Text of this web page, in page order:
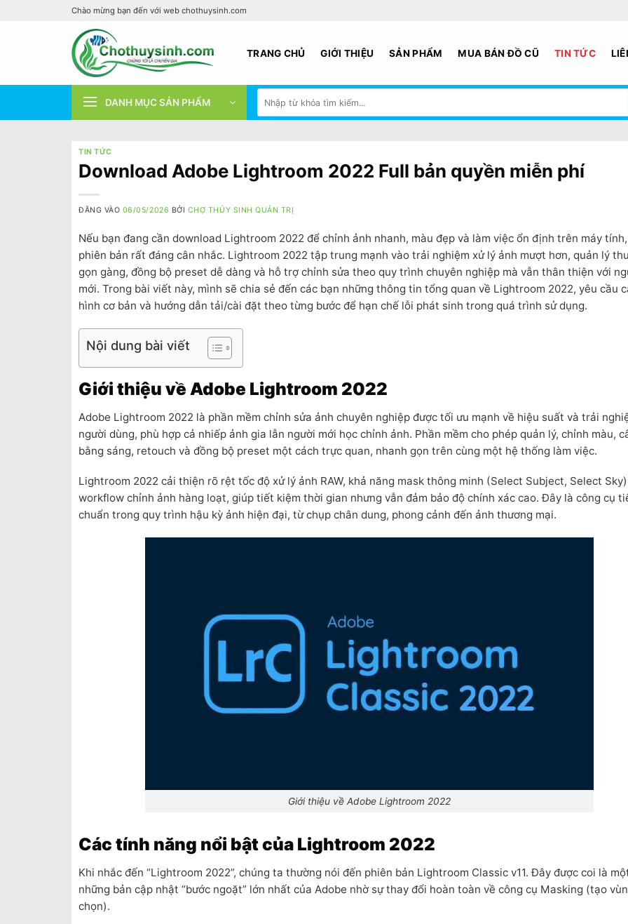
Chào mừng bạn đến với web chothuysinh.com
TRANG CHỦ GIỚI THIỆU SẢN PHẨM MUA BÁN ĐỒ CŨ TIN TỨC
DANH MỤC SẢN PHẨM
kiếm:
TIN TỨC
Download Adobe Lightroom 2022 Full bản quyền miễn phí
ĐĂNG VÀO 06/05/2026 BỞI CHỢ THỦY SINH QUẢN TRỊ
Nếu bạn đang cần download Lightroom 2022 để chỉnh ảnh nhanh, màu đẹp và làm việc ổn định trên máy
phiên bản rất đáng cân nhắc. Lightroom 2022 tập trung mạnh vào trải nghiệm xử lý ảnh mượt hơn, quản lý
gọn gàng, đồng bộ preset dễ dàng và hỗ trợ chỉnh sửa theo quy trình chuyên nghiệp mà vẫn thân thiện với
mới. Trong bài viết này, mình sẽ chia sẻ đến các bạn những thông tin tổng quan về Lightroom 2022, yêu cầu
hình cơ bản và hướng dẫn tải/cài đặt theo từng bước để hạn chế lỗi phát sinh trong quá trình sử dụng.
Nội dung bài viết
Giới thiệu về Adobe Lightroom 2022
Adobe Lightroom 2022 là phần mềm chỉnh sửa ảnh chuyên nghiệp được tối ưu mạnh về hiệu suất và trải
người dùng, phù hợp cả nhiếp ảnh gia lẫn người mới học chỉnh ảnh. Phần mềm cho phép quản lý, chỉnh màu,
bằng sáng, retouch và đồng bộ preset một cách trực quan, nhanh gọn trên cùng một hệ thống làm việc.
Lightroom 2022 cải thiện rõ rệt tốc độ xử lý ảnh RAW, khả năng mask thông minh (Select Subject, Select
workflow chỉnh ảnh hàng loạt, giúp tiết kiệm thời gian nhưng vẫn đảm bảo độ chính xác cao. Đây là công cụ
chuẩn trong quy trình hậu kỳ ảnh hiện đại, từ chụp chân dung, phong cảnh đến ảnh thương mại.
Giới thiệu về Adobe Lightroom 2022
Các tính năng nổi bật của Lightroom 2022
Khi nhắc đến “Lightroom 2022”, chúng ta thường nói đến phiên bản Lightroom Classic v11. Đây được coi là
những bản cập nhật “bước ngoặt” lớn nhất của Adobe nhờ sự thay đổi hoàn toàn về công cụ Masking (tạo
chọn).